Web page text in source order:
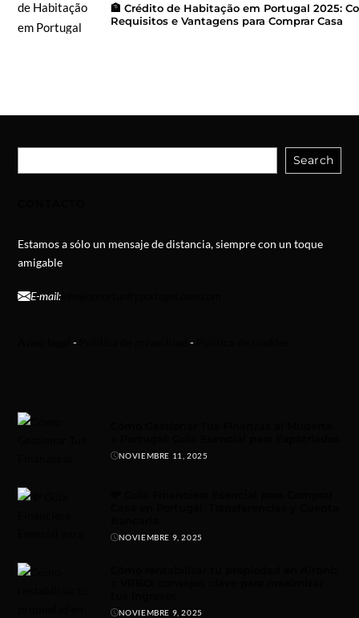
🏦 Crédito de Habitação em Portugal 2025:
Requisitos e Vantagens para Comprar Casa
Search
Estamos a sólo un mensaje de distancia, siempre con un toque
amigable
E-mail:info@opportunityportugal.com.com
- -
NOVIEMBRE 11, 2025
NOVIEMBRE 9, 2025
NOVIEMBRE 9, 2025